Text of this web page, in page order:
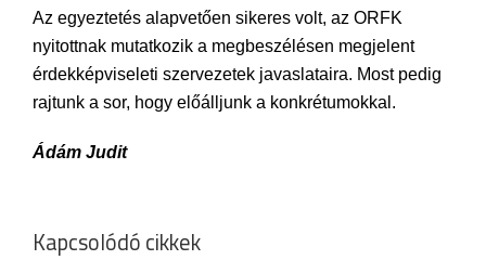
Az egyeztetés alapvetően sikeres volt, az ORFK
nyitottnak mutatkozik a megbeszélésen megjelent
érdekképviseleti szervezetek javaslataira. Most pedig
rajtunk a sor, hogy előálljunk a konkrétumokkal.
Ádám Judit
Kapcsolódó cikkek